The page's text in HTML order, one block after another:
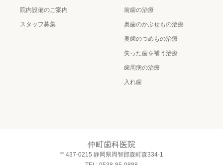
院内設備のご案内
スタッフ募集
前歯の治療
奥歯のかぶせもの治療
奥歯のつめもの治療
失った歯を補う治療
歯周病の治療
入れ歯
仲町歯科医院
〒437-0215 静岡県周智郡森町森334-1